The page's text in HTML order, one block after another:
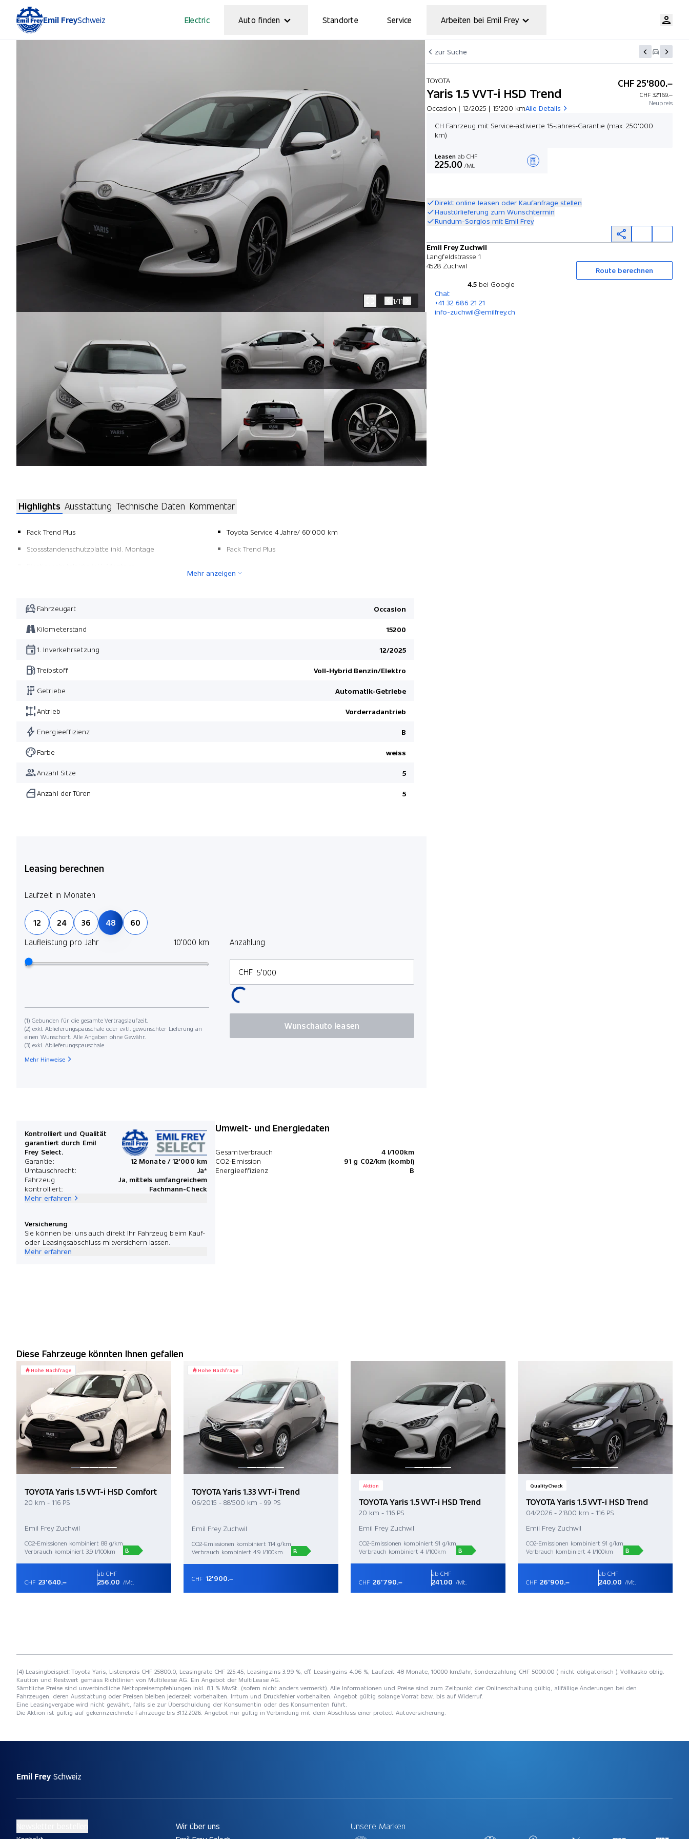
Emil FreySchweiz Electric Auto finden Standorte Service Arbeiten bei Emil Frey
zur Suche
TOYOTA
Yaris 1.5 VVT-i HSD Trend
Occasion | 12/2025 | 15'200 kmAlle Details
CHF 25'800.–
CHF 32'169.–
Neupreis
CH Fahrzeug mit Service-aktivierte 15-Jahres-Garantie (max. 250'000
km)
Leasen ab CHF
225.00 /Mt.
Direkt online leasen oder Kaufanfrage stellen
Haustürlieferung zum Wunschtermin
Rundum-Sorglos mit Emil Frey
Emil Frey Zuchwil
Langfeldstrasse 1
4528 Zuchwil
Route berechnen
4.5 bei Google
Chat
+41 32 686 21 21
info-zuchwil@emilfrey.ch
1/11
Highlights Ausstattung Technische Daten Kommentar
Pack Trend Plus
Stossstandenschutzplatte inkl. Montage
Toyota Service 4 Jahre/ 60'000 km
Pack Trend Plus
Mehr anzeigen
Fahrzeugart Occasion
Kilometerstand 15200
1. Inverkehrsetzung 12/2025
Treibstoff Voll-Hybrid Benzin/Elektro
Getriebe Automatik-Getriebe
Antrieb Vorderradantrieb
Energieeffizienz B
Farbe weiss
Anzahl Sitze 5
Anzahl der Türen 5
Leasing berechnen
Laufzeit in Monaten
12 24 36 48
60
Laufleistung pro Jahr
10'000 km Anzahlung
CHF
(1) Gebunden für die gesamte Vertragslaufzeit.
(2) exkl. Ablieferungspauschale oder evtl. gewünschter Lieferung an
einen Wunschort. Alle Angaben ohne Gewähr.
(3) exkl. Ablieferungspauschale
Wunschauto leasen
Mehr Hinweise
Kontrolliert und Qualität
garantiert durch Emil
Frey Select.
Garantie:
12 Monate / 12'000 km
Umtauschrecht:
Ja*
Fahrzeug
kontrolliert:
Ja, mittels umfangreichem
Fachmann-Check
Mehr erfahren
Versicherung
Sie können bei uns auch direkt Ihr Fahrzeug beim Kauf-
oder Leasingsabschluss mitversichern lassen.
Mehr erfahren
Umwelt- und Energiedaten
Gesamtverbrauch
4 l/100km
CO2-Emission
91 g C02/km (kombi)
Energieeffizienz
B
Diese Fahrzeuge könnten Ihnen gefallen
Hohe Nachfrage
TOYOTA Yaris 1.5 VVT-i HSD Comfort
20 km - 116 PS
Emil Frey Zuchwil
CO2-Emissionen kombiniert 88 g/km
Verbrauch kombiniert 3.9 l/100km
B
CHF 23'640.–
ab CHF
256.00 /Mt.
Hohe Nachfrage
TOYOTA Yaris 1.33 VVT-i Trend
06/2015 - 88'500 km - 99 PS
Emil Frey Zuchwil
CO2-Emissionen kombiniert 114 g/km
Verbrauch kombiniert 4.9 l/100km
B
CHF 12'900.–
Aktion
TOYOTA Yaris 1.5 VVT-i HSD Trend
20 km - 116 PS
Emil Frey Zuchwil
CO2-Emissionen kombiniert 91 g/km
Verbrauch kombiniert 4 l/100km
B
CHF 26'790.–
ab CHF
241.00 /Mt.
QualityCheck
TOYOTA Yaris 1.5 VVT-i HSD Trend
04/2026 - 2'800 km - 116 PS
Emil Frey Zuchwil
CO2-Emissionen kombiniert 91 g/km
Verbrauch kombiniert 4 l/100km
B
CHF 26'900.–
ab CHF
240.00 /Mt.
(4) Leasingbeispiel: Toyota Yaris, Listenpreis CHF 25800.0, Leasingrate CHF 225.45, Leasingzins 3.99 %, eff. Leasingzins 4.06 %, Laufzeit 48 Monate, 10000 km/Jahr, Sonderzahlung CHF 5000.00 ( nicht obligatorisch ), Vollkasko oblig.
Kaution und Restwert gemäss Richtlinien von Multilease AG. Ein Angebot der MultiLease AG.
Sämtliche Preise sind unverbindliche Nettopreisempfehlungen inkl. 8,1 % MwSt. (sofern nicht anders vermerkt). Alle Informationen und Preise sind zum Zeitpunkt der Onlineschaltung gültig, allfällige Änderungen bei den
Fahrzeugen, deren Ausstattung oder Preisen bleiben jederzeit vorbehalten. Irrtum und Druckfehler vorbehalten. Angebot gültig solange Vorrat bzw. bis auf Widerruf.
Eine Leasingvergabe wird nicht gewährt, falls sie zur Überschuldung der Konsumentin oder des Konsumenten führt.
Die Aktion ist gültig auf gekennzeichnete Fahrzeuge bis 31.12.2026. Angebot nur gültig in Verbindung mit dem Abschluss einer protect Autoversicherung.
Emil Frey Schweiz
Wir über uns
Unsere Marken